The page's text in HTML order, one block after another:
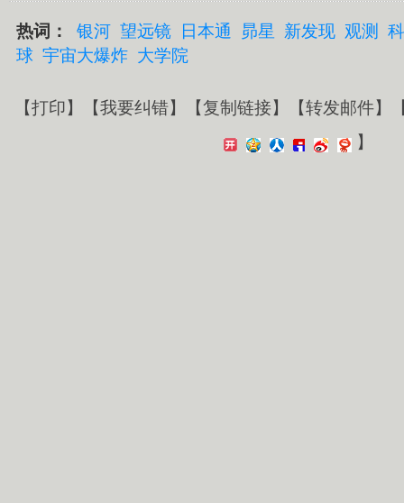
热词： 银河 望远镜 日本通 昴星 新发现 观测
球 宇宙大爆炸 大学院
【打印】【我要纠错】【复制链接】【转发邮件】
】